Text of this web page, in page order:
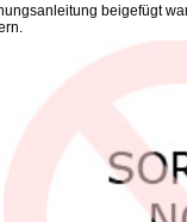
beigefügt